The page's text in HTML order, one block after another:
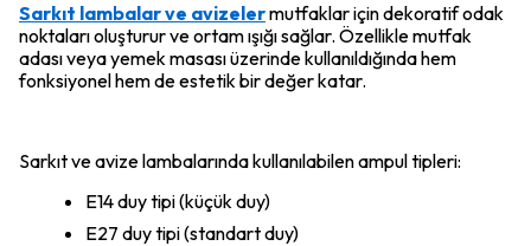
Sarkıt lambalar ve avizelermutfaklar için dekoratif odak
noktaları oluşturur ve ortam ışığı sağlar. Özellikle mutfak
adası veya yemek masası üzerinde kullanıldığında hem
fonksiyonel hem de estetik bir değer katar.
Sarkıt ve avize lambalarında kullanılabilen ampul tipleri:
E14 duy tipi (küçük duy)
E27 duy tipi (standart duy)